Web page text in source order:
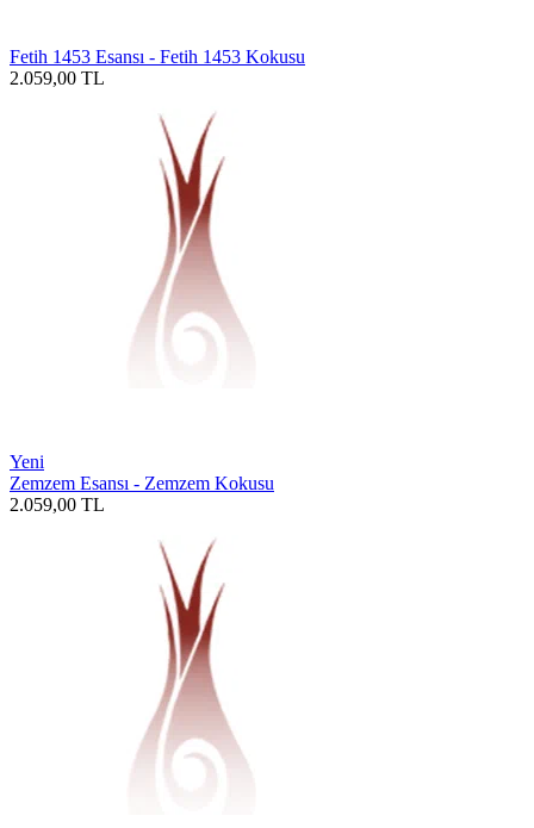
Fetih 1453 Esansı - Fetih 1453 Kokusu
2.059,00 TL
Yeni
Zemzem Esansı - Zemzem Kokusu
2.059,00 TL